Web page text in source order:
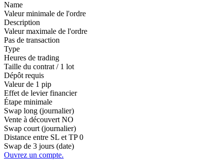
Name
Valeur minimale de l'ordre
Description
Valeur maximale de l'ordre
Pas de transaction
Type
Heures de trading
Taille du contrat / 1 lot
Dépôt requis
Valeur de 1 pip
Effet de levier financier
Étape minimale
Swap long (journalier)
Vente à découvert NO
Swap court (journalier)
Distance entre SL et TP 0
Swap de 3 jours (date)
Ouvrez un compte.